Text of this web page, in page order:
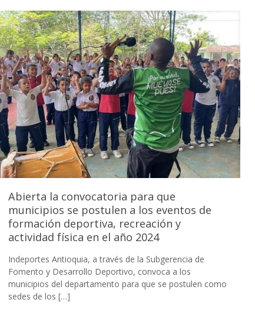
Abierta la convocatoria para que
municipios se postulen a los eventos de
formación deportiva, recreación y
actividad física en el año 2024
Indeportes Antioquia, a través de la Subgerencia de
Fomento y Desarrollo Deportivo, convoca a los
municipios del departamento para que se postulen como
sedes de los […]